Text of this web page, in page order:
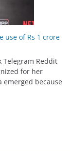
use of Rs 1 crore
Telegram Reddit
for her
emerged because